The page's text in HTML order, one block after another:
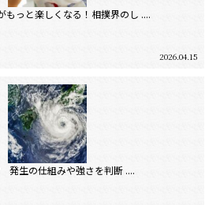
もっと楽しくなる！相撲界のし ....
2026.04.15
発生の仕組みや強さを判断 ....